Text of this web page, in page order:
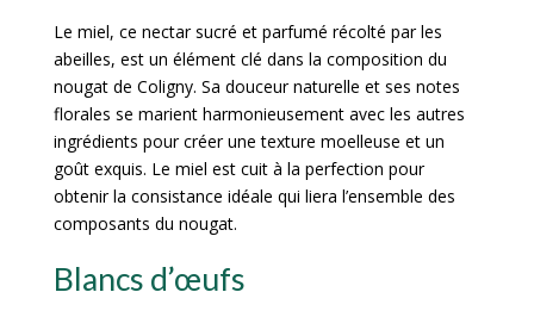
Le miel, ce nectar sucré et parfumé récolté par les
abeilles, est un élément clé dans la composition du
nougat de Coligny. Sa douceur naturelle et ses notes
florales se marient harmonieusement avec les autres
ingrédients pour créer une texture moelleuse et un
goût exquis. Le miel est cuit à la perfection pour
obtenir la consistance idéale qui liera l’ensemble des
composants du nougat.
Blancs d’œufs